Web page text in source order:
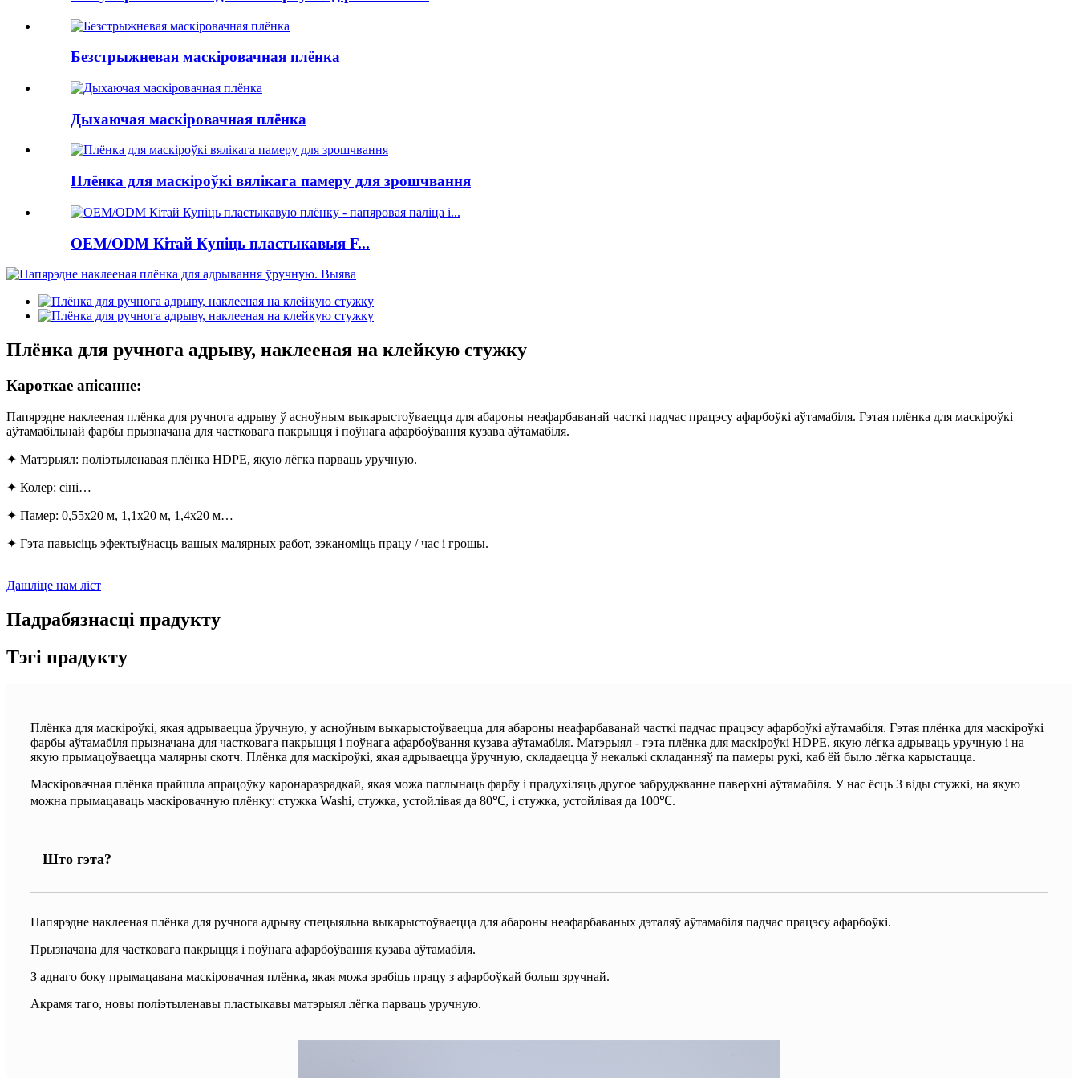
Безстрыжневая маскіровачная плёнка
Дыхаючая маскіровачная плёнка
Плёнка для маскіроўкі вялікага памеру для зрошчвання
OEM/ODM Кітай Купіць пластыкавыя F...
Плёнка для ручнога адрыву, наклееная на клейкую стужку
Кароткае апісанне:
Папярэдне наклееная плёнка для ручнога адрыву ў асноўным выкарыстоўваецца для абароны неафарбаванай часткі падчас працэсу афарбоўкі аўтамабіля. Гэтая плёнка для маскіроўкі
аўтамабільнай фарбы прызначана для частковага пакрыцця і поўнага афарбоўвання кузава аўтамабіля.
✦ Матэрыял: поліэтыленавая плёнка HDPE, якую лёгка парваць уручную.
✦ Колер: сіні…
✦ Памер: 0,55x20 м, 1,1x20 м, 1,4x20 м…
✦ Гэта павысіць эфектыўнасць вашых малярных работ, зэканоміць працу / час і грошы.
Дашліце нам ліст
Падрабязнасці прадукту
Тэгі прадукту
Плёнка для маскіроўкі, якая адрываецца ўручную, у асноўным выкарыстоўваецца для абароны неафарбаванай часткі падчас працэсу афарбоўкі аўтамабіля. Гэтая плёнка для маскіроўкі
фарбы аўтамабіля прызначана для частковага пакрыцця і поўнага афарбоўвання кузава аўтамабіля. Матэрыял - гэта плёнка для маскіроўкі HDPE, якую лёгка адрываць уручную і на
якую прымацоўваецца малярны скотч. Плёнка для маскіроўкі, якая адрываецца ўручную, складаецца ў некалькі складанняў па памеры рукі, каб ёй было лёгка карыстацца.
Маскіровачная плёнка прайшла апрацоўку каронаразрадкай, якая можа паглынаць фарбу і прадухіляць другое забруджванне паверхні аўтамабіля. У нас ёсць 3 віды стужкі, на якую
можна прымацаваць маскіровачную плёнку: стужка Washi, стужка, устойлівая да 80℃, і стужка, устойлівая да 100℃.
Што гэта?
Папярэдне наклееная плёнка для ручнога адрыву спецыяльна выкарыстоўваецца для абароны неафарбаваных дэталяў аўтамабіля падчас працэсу афарбоўкі.
Прызначана для частковага пакрыцця і поўнага афарбоўвання кузава аўтамабіля.
З аднаго боку прымацавана маскіровачная плёнка, якая можа зрабіць працу з афарбоўкай больш зручнай.
Акрамя таго, новы поліэтыленавы пластыкавы матэрыял лёгка парваць уручную.